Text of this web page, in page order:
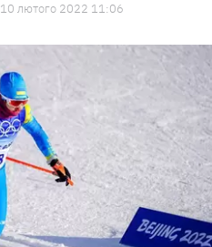
10 лютого 2022 11:06